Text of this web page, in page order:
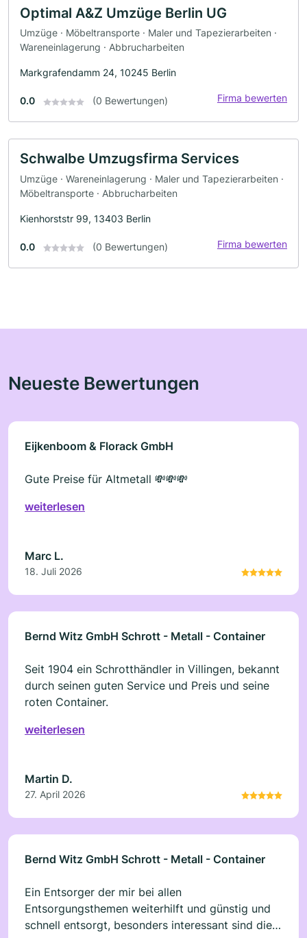
Optimal A&Z Umzüge Berlin UG
Umzüge · Möbeltransporte · Maler und Tapezierarbeiten ·
Wareneinlagerung · Abbrucharbeiten
Markgrafendamm 24, 10245 Berlin
0.0 (0 Bewertungen) Firma bewerten
Schwalbe Umzugsfirma Services
Umzüge · Wareneinlagerung · Maler und Tapezierarbeiten ·
Möbeltransporte · Abbrucharbeiten
Kienhorststr 99, 13403 Berlin
0.0 (0 Bewertungen) Firma bewerten
Neueste Bewertungen
Eijkenboom & Florack GmbH
Gute Preise für Altmetall 💸💸💸
weiterlesen
Marc L.
18. Juli 2026
Bernd Witz GmbH Schrott - Metall - Container
Seit 1904 ein Schrotthändler in Villingen, bekannt
durch seinen guten Service und Preis und seine
roten Container.
weiterlesen
Martin D.
27. April 2026
Bernd Witz GmbH Schrott - Metall - Container
Ein Entsorger der mir bei allen
Entsorgungsthemen weiterhilft und günstig und
schnell entsorgt, besonders interessant sind die